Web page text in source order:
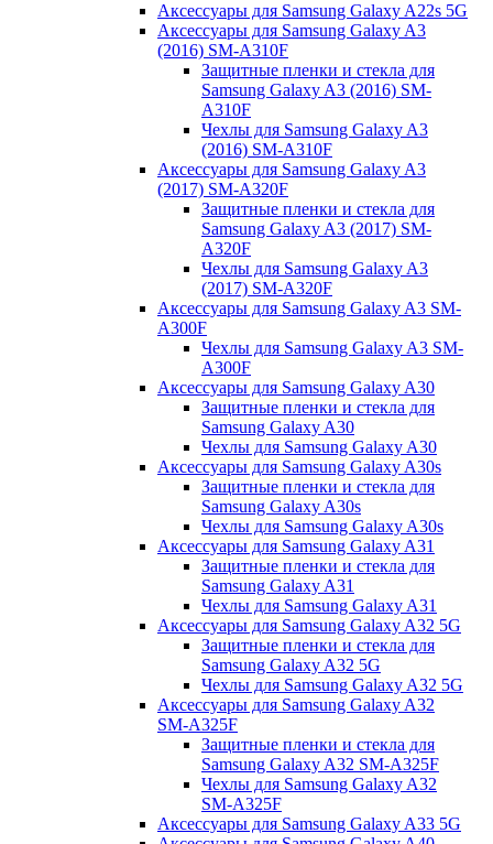
Аксессуары для Samsung Galaxy A22s 5G
Аксессуары для Samsung Galaxy A3
(2016) SM-A310F
Защитные пленки и стекла для
Samsung Galaxy A3 (2016) SM-
A310F
Чехлы для Samsung Galaxy A3
(2016) SM-A310F
Аксессуары для Samsung Galaxy A3
(2017) SM-A320F
Защитные пленки и стекла для
Samsung Galaxy A3 (2017) SM-
A320F
Чехлы для Samsung Galaxy A3
(2017) SM-A320F
Аксессуары для Samsung Galaxy A3 SM-
A300F
Чехлы для Samsung Galaxy A3 SM-
A300F
Аксессуары для Samsung Galaxy A30
Защитные пленки и стекла для
Samsung Galaxy A30
Чехлы для Samsung Galaxy A30
Аксессуары для Samsung Galaxy A30s
Защитные пленки и стекла для
Samsung Galaxy A30s
Чехлы для Samsung Galaxy A30s
Аксессуары для Samsung Galaxy A31
Защитные пленки и стекла для
Samsung Galaxy A31
Чехлы для Samsung Galaxy A31
Аксессуары для Samsung Galaxy A32 5G
Защитные пленки и стекла для
Samsung Galaxy A32 5G
Чехлы для Samsung Galaxy A32 5G
Аксессуары для Samsung Galaxy A32
SM-A325F
Защитные пленки и стекла для
Samsung Galaxy A32 SM-A325F
Чехлы для Samsung Galaxy A32
SM-A325F
Аксессуары для Samsung Galaxy A33 5G